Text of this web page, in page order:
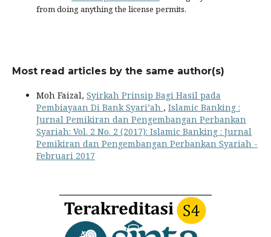
from doing anything the license permits.
Most read articles by the same author(s)
Moh Faizal, Syirkah Prinsip Bagi Hasil pada
Pembiayaan Di Bank Syari’ah , Islamic Banking :
Jurnal Pemikiran dan Pengembangan Perbankan
Syariah: Vol. 2 No. 2 (2017): Islamic Banking : Jurnal
Pemikiran dan Pengembangan Perbankan Syariah -
Februari 2017